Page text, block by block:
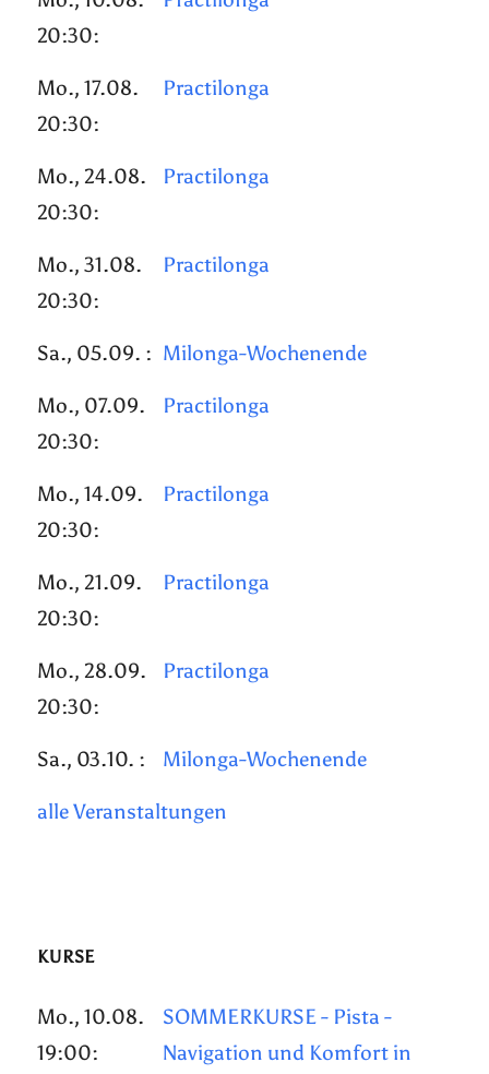
20:30:
Mo., 17.08.
20:30:
Practilonga
Mo., 24.08.
20:30:
Practilonga
Mo., 31.08.
20:30:
Practilonga
Sa., 05.09. : Milonga-Wochenende
Mo., 07.09.
20:30:
Practilonga
Mo., 14.09.
20:30:
Practilonga
Mo., 21.09.
20:30:
Practilonga
Mo., 28.09.
20:30:
Practilonga
Sa., 03.10. : Milonga-Wochenende
alle Veranstaltungen
KURSE
Mo., 10.08.
19:00:
SOMMERKURSE - Pista -
Navigation und Komfort in